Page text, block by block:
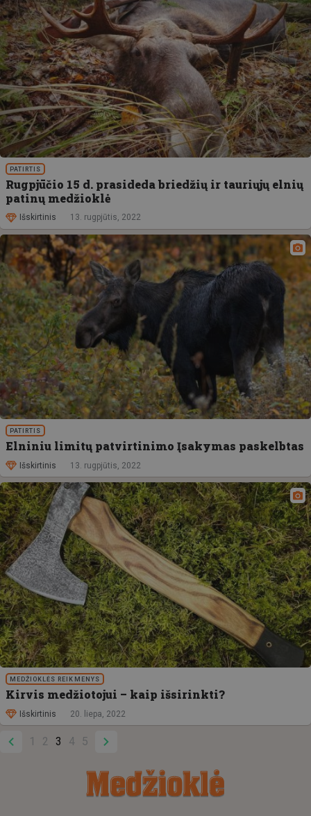
PATIRTIS
Rugpjūčio 15 d. prasideda briedžių ir tauriųjų elnių
patinų medžioklė
Išskirtinis 13. rugpjūtis, 2022
PATIRTIS
Elniniu limitų patvirtinimo Įsakymas paskelbtas
Išskirtinis 13. rugpjūtis, 2022
MEDŽIOKLĖS REIKMENYS
Kirvis medžiotojui – kaip išsirinkti?
Išskirtinis 20. liepa, 2022
1 2 3 4 5